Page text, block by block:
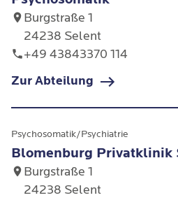
erkrankten
Granatapfel - Frucht
Rezepte (2007)
zu verschiedenen
und medizinischen
von
Burgstraße 1
24238 Selent
+49 43843370 114
Zur Abteilung
Psychosomatik/Psychiatrie
Blomenburg Privatklinik
Burgstraße 1
24238 Selent